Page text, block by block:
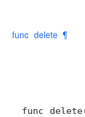
func delete ¶
func